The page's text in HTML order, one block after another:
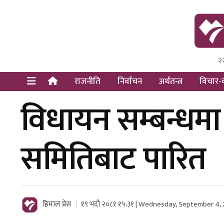
Himal
Dot
राजनीति निर्वाचन अर्थतन्त्र विचार-
विधायन
समितिबाट पारित
हिमाल प्रेस १९ भदौ २०८१ १५:३१ | Wednesday, September 4,